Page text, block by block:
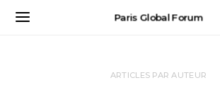
Paris Global Forum
ARTICLES PAR AUTEUR